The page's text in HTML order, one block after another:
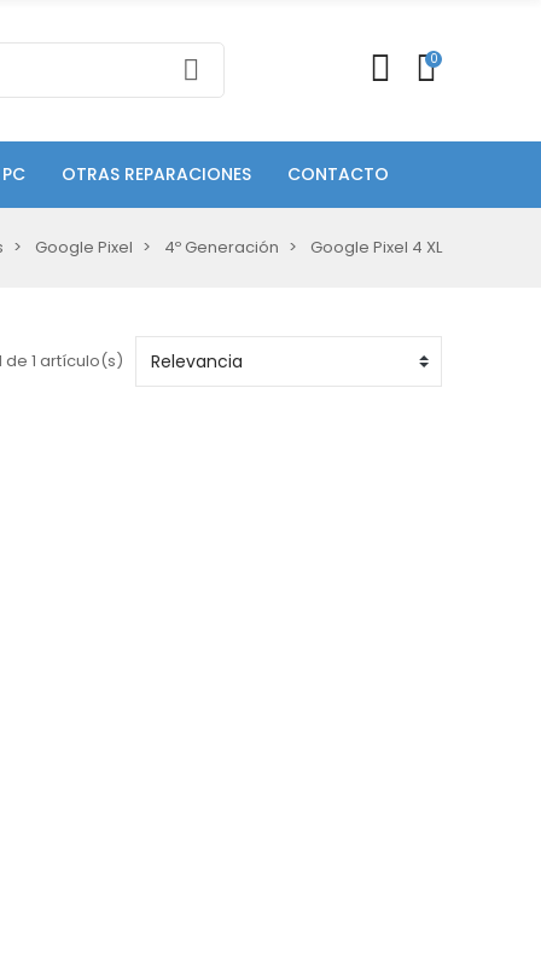
0
OTRAS REPARACIONES CONTACTO
Google Pixel 4º Generación Google Pixel 4 XL
de 1 artículo(s)